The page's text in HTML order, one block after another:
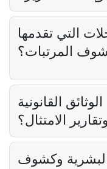
التي تقدمها
المرتبات؟
القانونية
وتقارير الامتثال؟
وكشوف